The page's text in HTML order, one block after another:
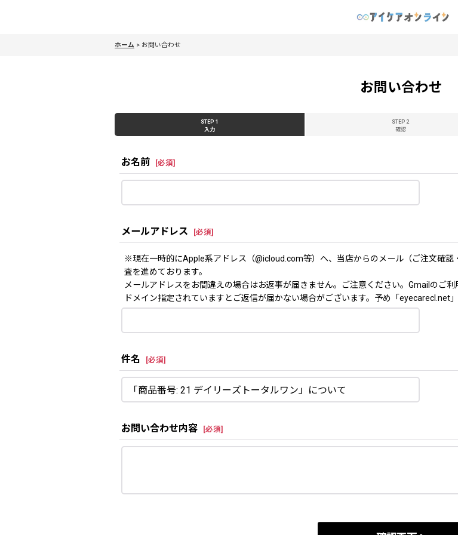
ホーム > お問い合わせ
お問い合わせ
STEP 1
入力
STEP 2
確認
お名前 [必須]
メールアドレス [必須]
※現在一時的にApple系アドレス（@icloud.com等）へ、当店からのメール（ご注文確
査を進めております。
メールアドレスをお間違えの場合はお返事が届きません。ご注意ください。Gmailのご
ドメイン指定されていますとご返信が届かない場合がございます。予め「eyecarecl.net
件名 [必須]
お問い合わせ内容 [必須]